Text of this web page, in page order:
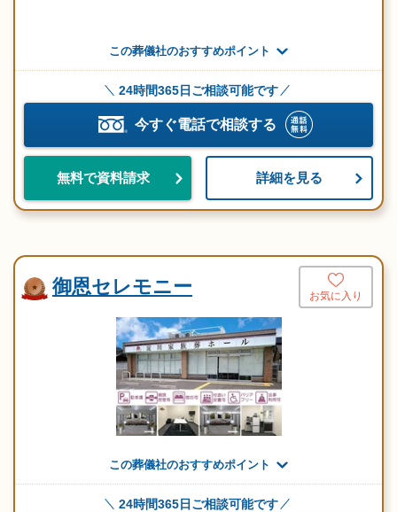
この葬儀社のおすすめポイント
24時間365日ご相談可能です
今すぐ電話で相談する
無料で資料請求 詳細を見る
御恩セレモニー お気に入り
この葬儀社のおすすめポイント
24時間365日ご相談可能です